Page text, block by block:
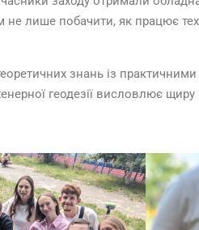
лише побачити, як працює
знань із
геодезії висловлює